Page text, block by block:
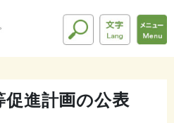
促進計画の公表